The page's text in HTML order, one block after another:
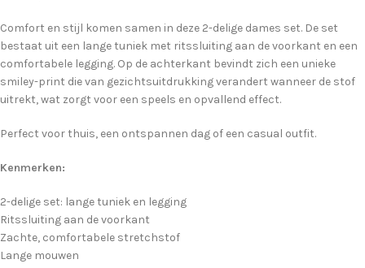
Comfort en stijl komen samen in deze 2-delige dames set. De set
bestaat uit een lange tuniek met ritssluiting aan de voorkant en een
comfortabele legging. Op de achterkant bevindt zich een unieke
smiley-print die van gezichtsuitdrukking verandert wanneer de stof
uitrekt, wat zorgt voor een speels en opvallend effect.
Perfect voor thuis, een ontspannen dag of een casual outfit.
Kenmerken:
2-delige set: lange tuniek en legging
Ritssluiting aan de voorkant
Zachte, comfortabele stretchstof
Lange mouwen